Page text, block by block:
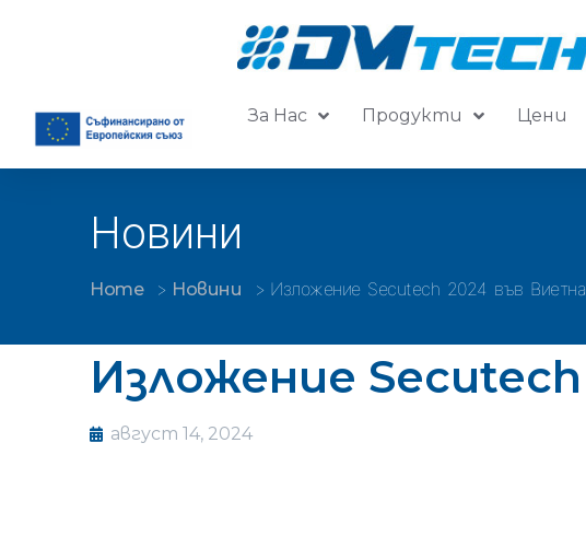
За Нас Продукти Цени
Новини
Home Новини Изложение Secutech 2024 във
Изложение
август 14, 2024